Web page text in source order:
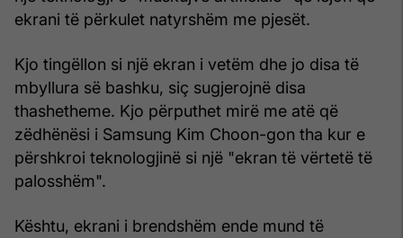
ekrani të përkulet natyrshëm me pjesët.
Kjo tingëllon si një ekran i vetëm dhe jo disa të
mbyllura së bashku, siç sugjerojnë disa
thashetheme. Kjo përputhet mirë me atë që
zëdhënësi i Samsung Kim Choon-gon tha kur e
përshkroi teknologjinë si një "ekran të vërtetë të
palosshëm".
Kështu, ekrani i brendshëm ende mund të